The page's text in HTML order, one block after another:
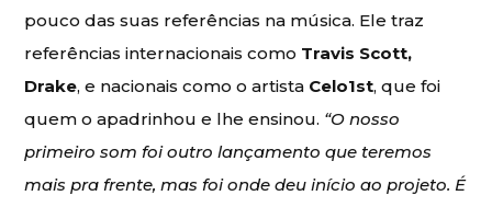
pouco das suas referências na música. Ele traz
referências internacionais como Travis Scott,
Drake, e nacionais como o artista Celo1st, que foi
quem o apadrinhou e lhe ensinou. “O nosso
primeiro som foi outro lançamento que teremos
mais pra frente, mas foi onde deu início ao projeto. É